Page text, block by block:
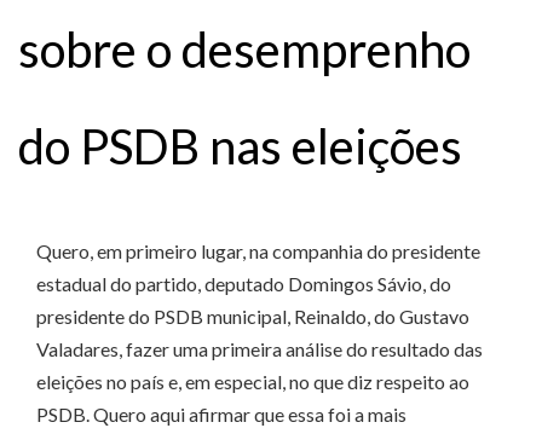
sobre o desemprenho
do PSDB nas eleições
Quero, em primeiro lugar, na companhia do presidente
estadual do partido, deputado Domingos Sávio, do
presidente do PSDB municipal, Reinaldo, do Gustavo
Valadares, fazer uma primeira análise do resultado das
eleições no país e, em especial, no que diz respeito ao
PSDB. Quero aqui afirmar que essa foi a mais